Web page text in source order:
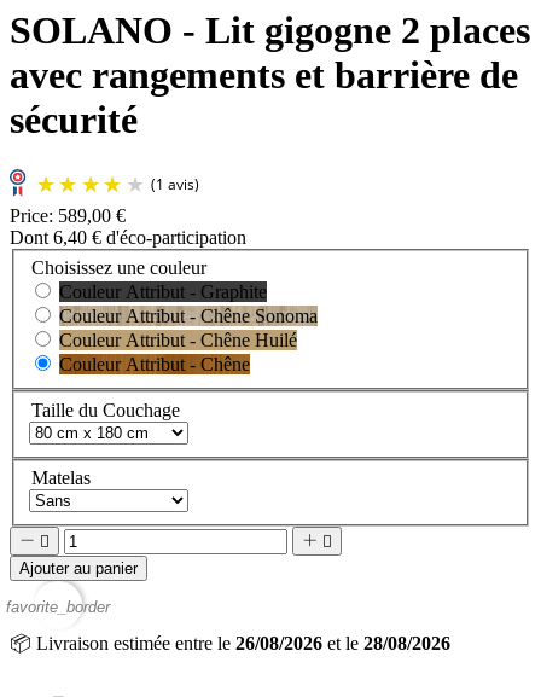
SOLANO - Lit gigogne 2 places
avec rangements et barrière de
sécurité
Price: 589,00 €
Dont 6,40 € d'éco-participation
Choisissez une couleur
Couleur Attribut - Graphite
Couleur Attribut - Chêne Sonoma
Couleur Attribut - Chêne Huilé
Couleur Attribut - Chêne
Taille du Couchage
Matelas
   
Ajouter au panier
favorite_border
📦 Livraison estimée entre le 26/08/2026 et le 28/08/2026